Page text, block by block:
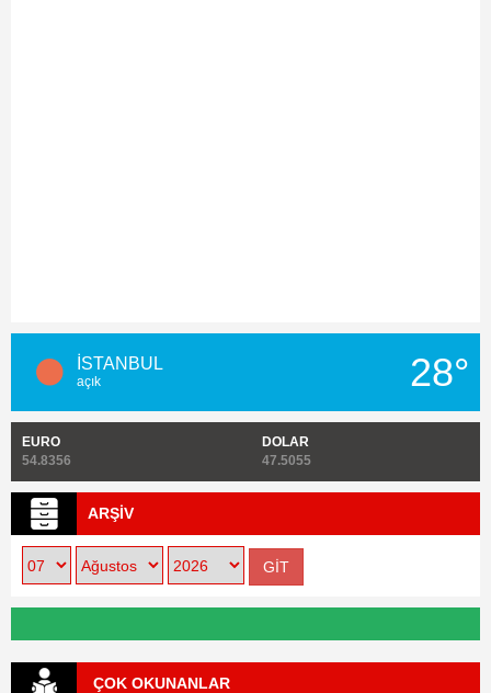
İSTANBUL
açık 28°
EURO
54.8356
DOLAR
47.5055
ARŞİV
ÇOK OKUNANLAR